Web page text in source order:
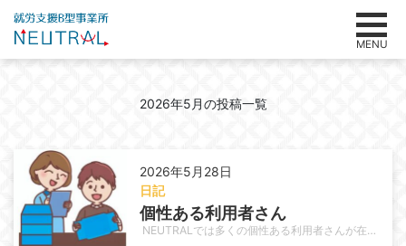
MENU
2026年5月の投稿一覧
2026年5月28日
日記
個性ある利用者さん
NEUTRALでは多くの個性ある利用者さんが在籍されています。作業に於いて手先が器用な人、周りの方を愉快にさせる様な雰囲気…